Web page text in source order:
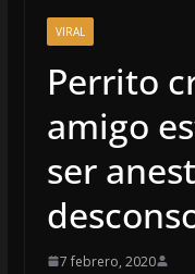
VIRAL
Perrito
amigo
ser
7 febrero, 2020